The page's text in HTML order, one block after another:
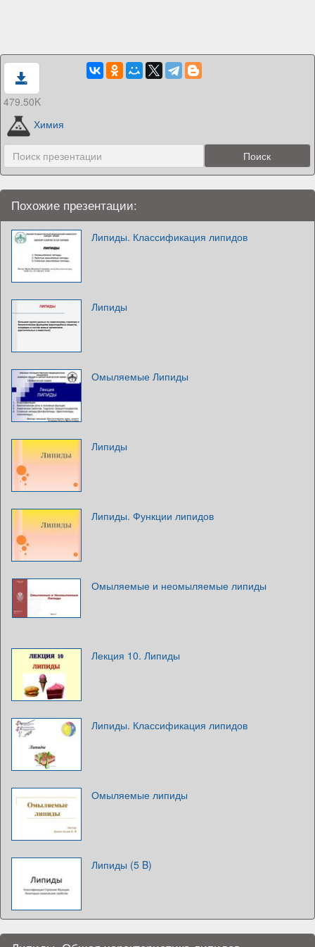
479.50K
Химия
Похожие презентации:
Липиды. Классификация липидов
Липиды
Омыляемые Липиды
Липиды
Липиды. Функции липидов
Омыляемые и неомыляемые липиды
Лекция 10. Липиды
Липиды. Классификация липидов
Омыляемые липиды
Липиды (5 B)